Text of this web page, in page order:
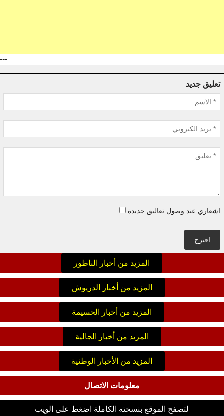
---
تعليق جديد
اشعاري عند وصول تعاليق جديدة
اقترح
المزيد من أخبار الناظور
المزيد من أخبار الدريوش
المزيد من أخبار الحسيمة
المزيد من أخبار الجالية
المزيد من الأخبار الوطنية
معلومات الاتصال
لتصفح الموقع بنسخته الكاملة اضغط على الويب